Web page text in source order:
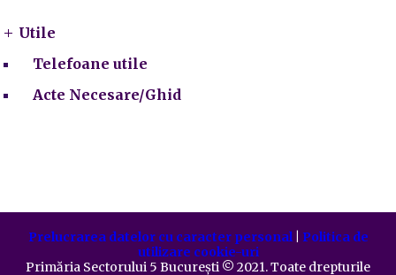
Utile
Telefoane utile
Acte Necesare/Ghid
Prelucrarea datelor cu caracter personal| Politica de
utilizare cookie-uri
Primăria Sectorului 5 București ©️ 2021. Toate drepturile